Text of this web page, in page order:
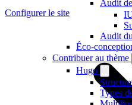
Audit
Audit
Éco-
Contribuer au thème
Hugo
Types
Configurer le site